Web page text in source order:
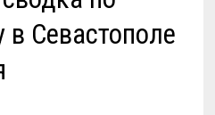
в Севастополе